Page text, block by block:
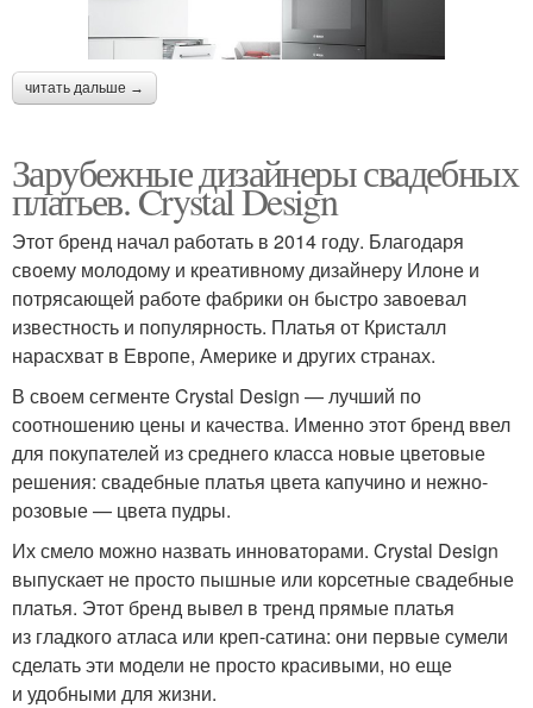
читать дальше →
Зарубежные дизайнеры свадебных
платьев. Crystal Design
Этот бренд начал работать в 2014 году. Благодаря
своему молодому и креативному дизайнеру Илоне и
потрясающей работе фабрики он быстро завоевал
известность и популярность. Платья от Кристалл
нарасхват в Европе, Америке и других странах.
В своем сегменте Crystal Design — лучший по
соотношению цены и качества. Именно этот бренд ввел
для покупателей из среднего класса новые цветовые
решения: свадебные платья цвета капучино и нежно-
розовые — цвета пудры.
Их смело можно назвать инноваторами. Crystal Design
выпускает не просто пышные или корсетные свадебные
платья. Этот бренд вывел в тренд прямые платья
из гладкого атласа или креп-сатина: они первые сумели
сделать эти модели не просто красивыми, но еще
и удобными для жизни.